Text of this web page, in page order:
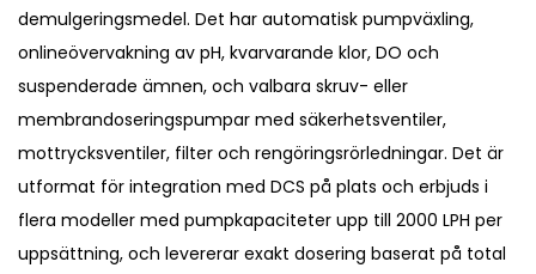
demulgeringsmedel. Det har automatisk pumpväxling,
onlineövervakning av pH, kvarvarande klor, DO och
suspenderade ämnen, och valbara skruv- eller
membrandoseringspumpar med säkerhetsventiler,
mottrycksventiler, filter och rengöringsrörledningar. Det är
utformat för integration med DCS på plats och erbjuds i
flera modeller med pumpkapaciteter upp till 2000 LPH per
uppsättning, och levererar exakt dosering baserat på total